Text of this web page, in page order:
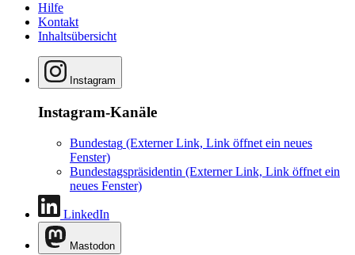
Hilfe
Kontakt
Inhaltsübersicht
Instagram
Instagram-Kanäle
Bundestag (Externer Link, Link öffnet ein neues
Fenster)
Bundestagspräsidentin (Externer Link, Link öffnet ein
neues Fenster)
LinkedIn
Mastodon